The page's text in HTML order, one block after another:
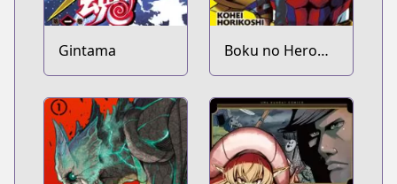
Gintama
Boku no Hero
Academia